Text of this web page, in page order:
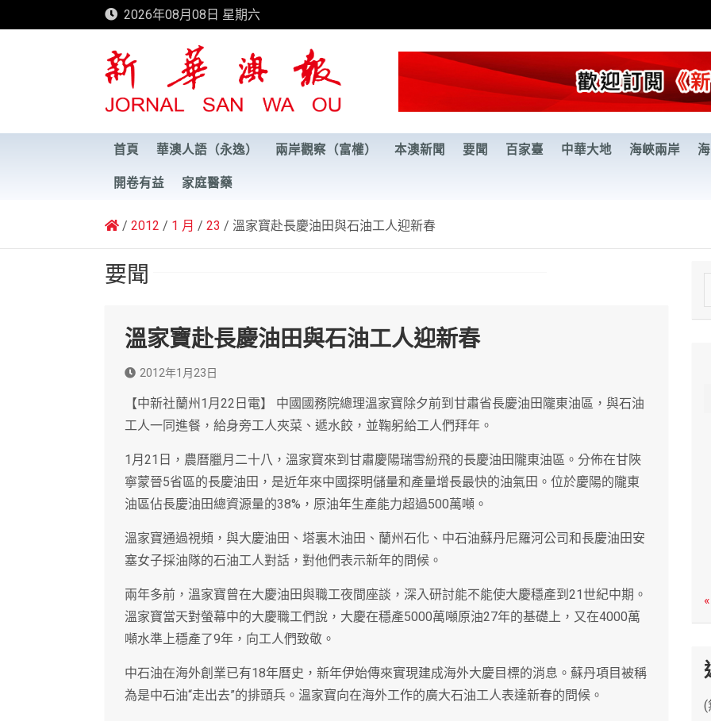
to
2026年08月08日 星期六
新華澳報
首頁 華澳人語（永逸） 兩岸觀察（富權） 本澳新聞 要聞 百家臺 中華大地 海峽兩岸
開卷有益 家庭醫藥
2012 1 月 23 溫家寶赴長慶油田與石油工人迎新春
要聞
溫家寶赴長慶油田與石油工人迎新春
2012年1月23日
【中新社蘭州1月22日電】 中國國務院總理溫家寶除夕前到甘肅省長慶油田隴東油區，與石油
工人一同進餐，給身旁工人夾菜、遞水餃，並鞠躬給工人們拜年。
1月21日，農曆臘月二十八，溫家寶來到甘肅慶陽瑞雪紛飛的長慶油田隴東油區。分佈在甘陜
寧蒙晉5省區的長慶油田，是近年來中國探明儲量和產量增長最快的油氣田。位於慶陽的隴東
油區佔長慶油田總資源量的38%，原油年生產能力超過500萬噸。
溫家寶通過視頻，與大慶油田、塔裏木油田、蘭州石化、中石油蘇丹尼羅河公司和長慶油田安
塞女子採油隊的石油工人對話，對他們表示新年的問候。
兩年多前，溫家寶曾在大慶油田與職工夜間座談，深入研討能不能使大慶穩產到21世紀中期。
溫家寶當天對螢幕中的大慶職工們說，大慶在穩產5000萬噸原油27年的基礎上，又在4000萬
噸水準上穩產了9年，向工人們致敬。
中石油在海外創業已有18年曆史，新年伊始傳來實現建成海外大慶目標的消息。蘇丹項目被稱
為是中石油“走出去”的排頭兵。溫家寶向在海外工作的廣大石油工人表達新春的問候。
e
(